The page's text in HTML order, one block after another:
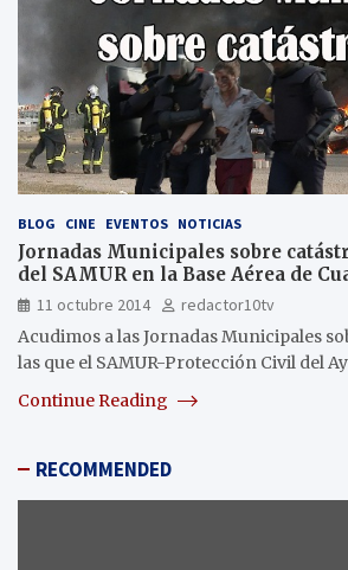
BLOG CINE EVENTOS NOTICIAS
Jornadas Municipales sobre
del SAMUR en la Base Aérea de
11 octubre 2014
redactor10tv
Acudimos a las Jornadas Municipales
las que el SAMUR-Protección Civil del
Continue Reading
RECOMMENDED